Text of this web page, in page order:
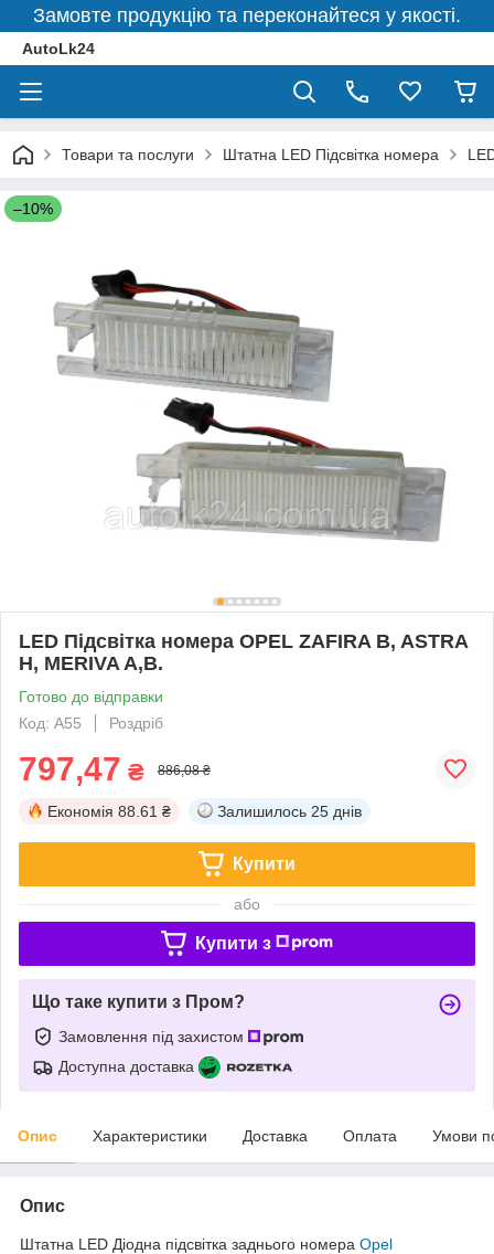
Замовте продукцію та переконайтеся у якості.
AutoLk24
Товари та послуги Штатна LED Підсвітка номера
–10%
LED Підсвітка номера OPEL ZAFIRA B, ASTRA
H, MERIVA A,B.
Готово до відправки
Код: A55
Роздріб
797,47 ₴ 886,08 ₴
Економія 88.61 ₴ Залишилось 25 днів
Купити
або
Купити з
Що таке купити з Пром?
Замовлення під захистом
Доступна доставка
Опис Характеристики Доставка Оплата Умови
Опис
Штатна LED Діодна підсвітка заднього номера Opel